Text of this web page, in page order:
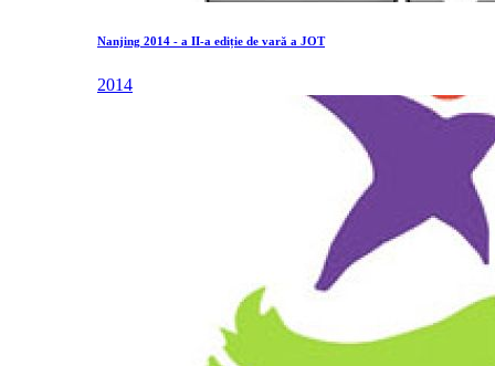
Nanjing 2014 - a II-a ediție de vară a JOT
2014